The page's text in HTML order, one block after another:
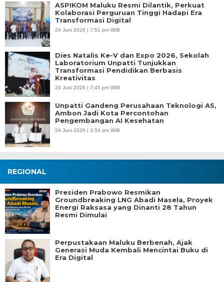
ASPIKOM Maluku Resmi Dilantik, Perkuat
Kolaborasi Perguruan Tinggi Hadapi Era
Transformasi Digital
24 Juni 2026 | 7:51 pm WIB
Dies Natalis Ke-V dan Expo 2026, Sekolah
Laboratorium Unpatti Tunjukkan
Transformasi Pendidikan Berbasis
Kreativitas
24 Juni 2026 | 7:45 pm WIB
Unpatti Gandeng Perusahaan Teknologi AS,
Ambon Jadi Kota Percontohan
Pengembangan AI Kesehatan
24 Juni 2026 | 3:54 pm WIB
REGIONAL
Presiden Prabowo Resmikan
Groundbreaking LNG Abadi Masela, Proyek
Energi Raksasa yang Dinanti 28 Tahun
Resmi Dimulai
Perpustakaan Maluku Berbenah, Ajak
Generasi Muda Kembali Mencintai Buku di
Era Digital